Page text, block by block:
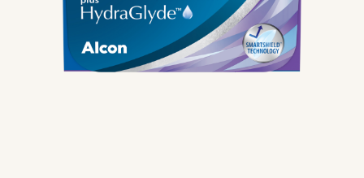
Lenti per astigmatici
Multifocali
Colorate